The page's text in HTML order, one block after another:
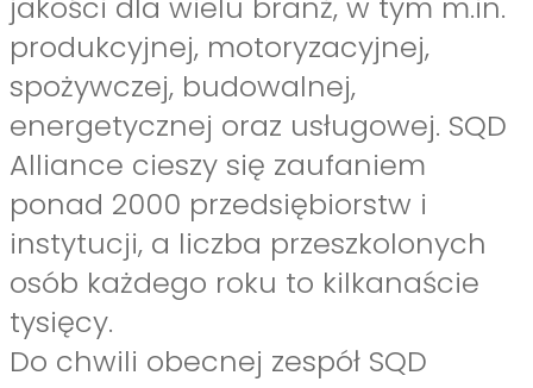
jakości dla wielu branż, w tym m.in.
produkcyjnej, motoryzacyjnej,
spożywczej, budowalnej,
energetycznej oraz usługowej. SQD
Alliance cieszy się zaufaniem
ponad 2000 przedsiębiorstw i
instytucji, a liczba przeszkolonych
osób każdego roku to kilkanaście
tysięcy.
Do chwili obecnej zespół SQD